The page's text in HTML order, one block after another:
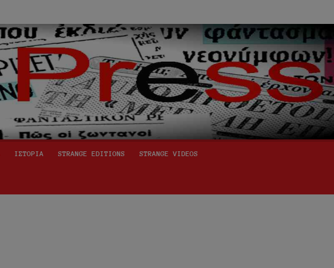
ΙΣΤΟΡΙΑ STRANGE EDITIONS STRANGE VIDEOS